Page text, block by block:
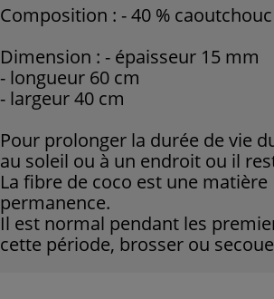
Composition : - 40 %
Dimension : - épaisseur 15 mm
- longueur 60 cm
- largeur 40 cm
Pour prolonger la durée de vie
au soleil ou à un endroit ou il
La fibre de coco est une
permanence.
Il est normal pendant les
cette période, brosser ou